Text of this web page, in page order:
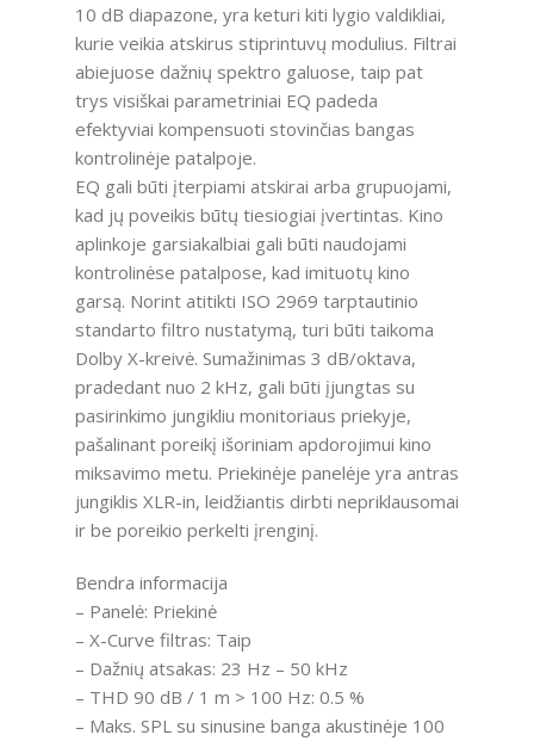
10 dB diapazone, yra keturi kiti lygio valdikliai,
kurie veikia atskirus stiprintuvų modulius. Filtrai
abiejuose dažnių spektro galuose, taip pat
trys visiškai parametriniai EQ padeda
efektyviai kompensuoti stovinčias bangas
kontrolinėje patalpoje.
EQ gali būti įterpiami atskirai arba grupuojami,
kad jų poveikis būtų tiesiogiai įvertintas. Kino
aplinkoje garsiakalbiai gali būti naudojami
kontrolinėse patalpose, kad imituotų kino
garsą. Norint atitikti ISO 2969 tarptautinio
standarto filtro nustatymą, turi būti taikoma
Dolby X-kreivė. Sumažinimas 3 dB/oktava,
pradedant nuo 2 kHz, gali būti įjungtas su
pasirinkimo jungikliu monitoriaus priekyje,
pašalinant poreikį išoriniam apdorojimui kino
miksavimo metu. Priekinėje panelėje yra antras
jungiklis XLR-in, leidžiantis dirbti nepriklausomai
ir be poreikio perkelti įrenginį.
Bendra informacija
– Panelė: Priekinė
– X-Curve filtras: Taip
– Dažnių atsakas: 23 Hz – 50 kHz
– THD 90 dB / 1 m > 100 Hz: 0.5 %
– Maks. SPL su sinusine banga akustinėje 100